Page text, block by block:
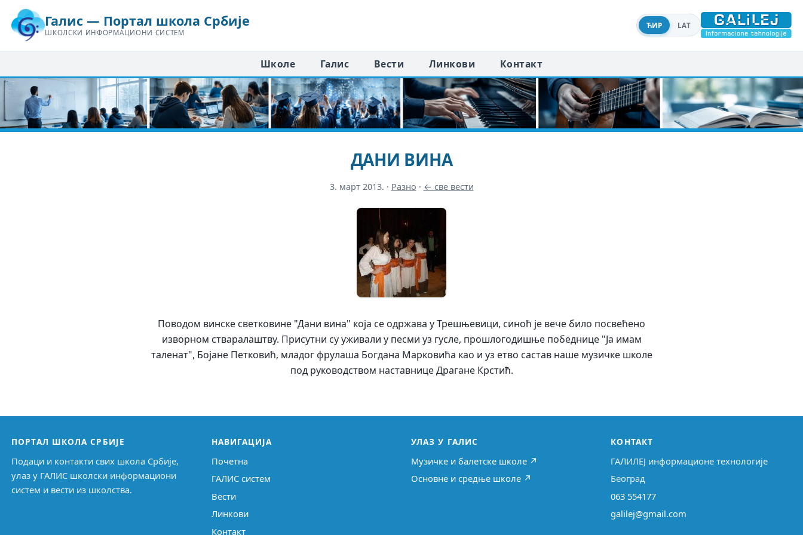
Галис — Портал школа Србије
ШКОЛСКИ ИНФОРМАЦИОНИ СИСТЕМ
ЋИР LAT
Школе Галис Вести Линкови Контакт
ДАНИ ВИНА
3. март 2013. · Разно · ← све вести
Поводом винске светковине "Дани вина" која се одржава у Трешњевици, синоћ је вече било посвећено
изворном стваралаштву. Присутни су уживали у песми уз гусле, прошлогодишње победнице "Ја имам
таленат", Бојане Петковић, младог фрулаша Богдана Марковића као и уз етво састав наше музичке школе
под руководством наставнице Драгане Крстић.
ПОРТАЛ ШКОЛА СРБИЈЕ
Подаци и контакти свих школа Србије,
улаз у ГАЛИС школски информациони
систем и вести из школства.
НАВИГАЦИЈА
Почетна
ГАЛИС систем
Вести
Линкови
Контакт
УЛАЗ У ГАЛИС
Музичке и балетске школе ↗
Основне и средње школе ↗
КОНТАКТ
ГАЛИЛЕЈ информационе технологије
Београд
063 554177
galilej@gmail.com